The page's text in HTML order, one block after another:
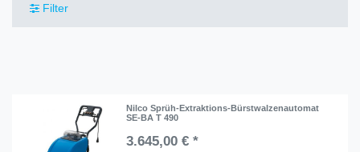
Filter
Nilco Sprüh-Extraktions-Bürstwalzenautomat
SE-BA T 490
3.645,00 € *